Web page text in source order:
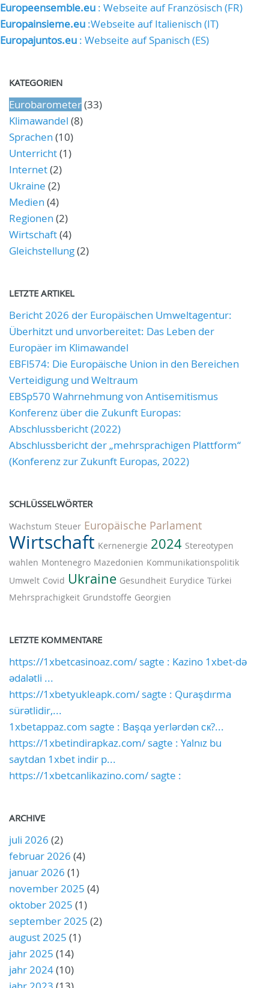
Europeensemble.eu : Webseite auf Französisch (FR)
Europainsieme.eu :Webseite auf Italienisch (IT)
Europajuntos.eu : Webseite auf Spanisch (ES)
KATEGORIEN
Eurobarometer(33)
Klimawandel (8)
Sprachen (10)
Unterricht(1)
Internet(2)
Ukraine (2)
Medien (4)
Regionen (2)
Wirtschaft(4)
Gleichstellung(2)
LETZTE ARTIKEL
Bericht 2026 der Europäischen Umweltagentur:
Überhitzt und unvorbereitet: Das Leben der
Europäer im Klimawandel
EBFl574: Die Europäische Union in den Bereichen
Verteidigung und Weltraum
EBSp570 Wahrnehmung von Antisemitismus
Konferenz über die Zukunft Europas:
Abschlussbericht (2022)
Abschlussbericht der „mehrsprachigen Plattform“
(Konferenz zur Zukunft Europas, 2022)
SCHLÜSSELWÖRTER
Wachstum Steuer Europäische Parlament
Wirtschaft Kernenergie 2024 Stereotypen
wahlen Montenegro Mazedonien Kommunikationspolitik
Umwelt Covid Ukraine Gesundheit Eurydice Türkei
Mehrsprachigkeit Grundstoffe Georgien
LETZTE KOMMENTARE
https://1xbetcasinoaz.com/ sagte : Kazino 1xbet-də
ədalətli ...
https://1xbetyukleapk.com/ sagte : Quraşdırma
sürətlidir,...
1xbetappaz.com sagte : Başqa yerlərdən ск?...
https://1xbetindirapkaz.com/ sagte : Yalnız bu
saytdan 1xbet indir p...
https://1xbetcanlikazino.com/ sagte :
ARCHIVE
juli 2026 (2)
februar 2026 (4)
januar 2026 (1)
november 2025 (4)
oktober 2025 (1)
september 2025 (2)
august 2025 (1)
jahr 2025 (14)
jahr 2024(10)